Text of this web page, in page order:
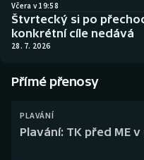
Boby a skeleton
Curling
Dostihy
AZ kvíz
Včera v 19:58
Štvrtecký si po
konkrétní cíle nedává
28. 7. 2026
Přímé přenosy
PLAVÁNÍ
Plavání: TK před ME